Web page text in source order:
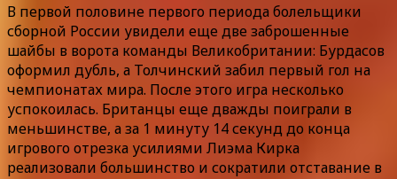
В первой половине первого периода болельщики
сборной России увидели еще две заброшенные
шайбы в ворота команды Великобритании: Бурдасов
оформил дубль, а Толчинский забил первый гол на
чемпионатах мира. После этого игра несколько
успокоилась. Британцы еще дважды поиграли в
меньшинстве, а за 1 минуту 14 секунд до конца
игрового отрезка усилиями Лиэма Кирка
реализовали большинство и сократили отставание в